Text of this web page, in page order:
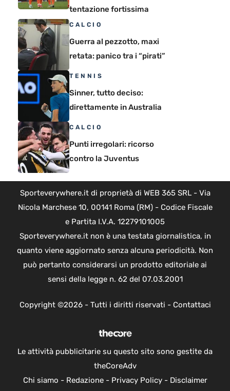
tentazione fortissima
CALCIO
Guerra al pezzotto, maxi
retata: panico tra i “pirati”
TENNIS
Sinner, tutto deciso:
direttamente in Australia
CALCIO
Punti irregolari: ricorso
contro la Juventus
Sporteverywhere.it di proprietà di WEB 365 SRL - Via
Nicola Marchese 10, 00141 Roma (RM) - Codice Fiscale
e Partita I.V.A. 12279101005
Sporteverywhere.it non è una testata giornalistica, in
quanto viene aggiornato senza alcuna periodicità. Non
può pertanto considerarsi un prodotto editoriale ai
sensi della legge n. 62 del 07.03.2001
Copyright ©2026 - Tutti i diritti riservati - Contattaci
Le attività pubblicitarie su questo sito sono gestite da
theCoreAdv
Chi siamo - Redazione- Privacy Policy- Disclaimer